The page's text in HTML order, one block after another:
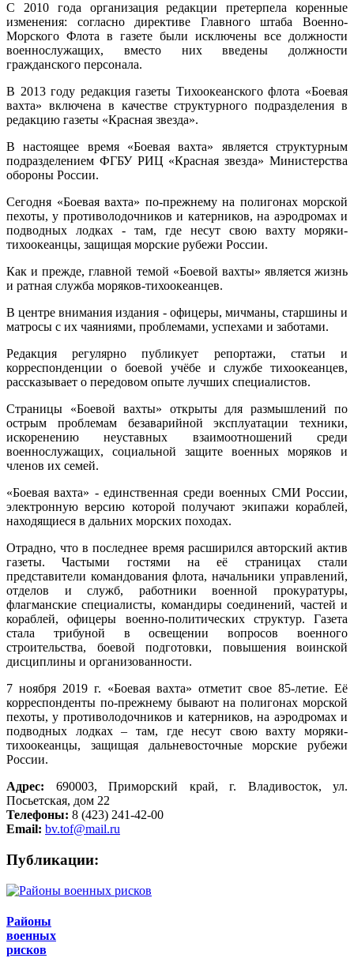
С 2010 года организация редакции претерпела коренные
изменения: согласно директиве Главного штаба Военно-
Морского Флота в газете были исключены все должности
военнослужащих, вместо них введены должности
гражданского персонала.
В 2013 году редакция газеты Тихоокеанского флота «Боевая
вахта» включена в качестве структурного подразделения в
редакцию газеты «Красная звезда».
В настоящее время «Боевая вахта» является структурным
подразделением ФГБУ РИЦ «Красная звезда» Министерства
обороны России.
Сегодня «Боевая вахта» по-прежнему на полигонах морской
пехоты, у противолодочников и катерников, на аэродромах и
подводных лодках - там, где несут свою вахту моряки-
тихоокеанцы, защищая морские рубежи России.
Как и прежде, главной темой «Боевой вахты» является жизнь
и ратная служба моряков-тихоокеанцев.
В центре внимания издания - офицеры, мичманы, старшины и
матросы с их чаяниями, проблемами, успехами и заботами.
Редакция регулярно публикует репортажи, статьи и
корреспонденции о боевой учёбе и службе тихоокеанцев,
рассказывает о передовом опыте лучших специалистов.
Страницы «Боевой вахты» открыты для размышлений по
острым проблемам безаварийной эксплуатации техники,
искоренению неуставных взаимоотношений среди
военнослужащих, социальной защите военных моряков и
членов их семей.
«Боевая вахта» - единственная среди военных СМИ России,
электронную версию которой получают экипажи кораблей,
находящиеся в дальних морских походах.
Отрадно, что в последнее время расширился авторский актив
газеты. Частыми гостями на её страницах стали
представители командования флота, начальники управлений,
отделов и служб, работники военной прокуратуры,
флагманские специалисты, командиры соединений, частей и
кораблей, офицеры военно-политических структур. Газета
стала трибуной в освещении вопросов военного
строительства, боевой подготовки, повышения воинской
дисциплины и организованности.
7 ноября 2019 г. «Боевая вахта» отметит свое 85-летие. Её
корреспонденты по-прежнему бывают на полигонах морской
пехоты, у противолодочников и катерников, на аэродромах и
подводных лодках – там, где несут свою вахту моряки-
тихоокеанцы, защищая дальневосточные морские рубежи
России.
Адрес: 690003, Приморский край, г. Владивосток, ул.
Посьетская, дом 22
Телефоны: 8 (423) 241-42-00
Email: bv.tof@mail.ru
Публикации:
Районы
военных
рисков